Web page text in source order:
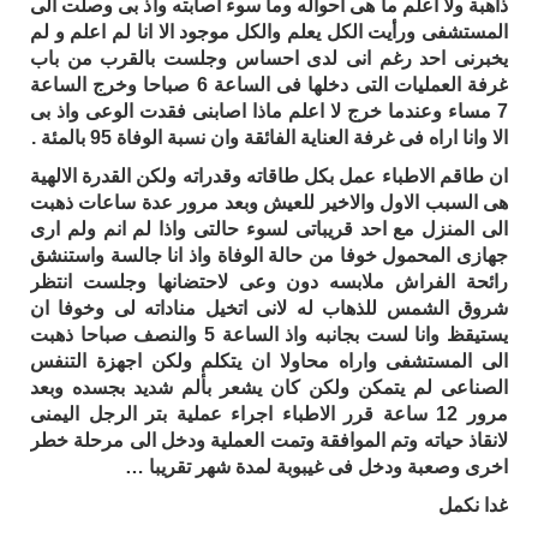
ذاهبة ولا اعلم ما هى احواله وما سوء اصابته واذ بى وصلت الى
المستشفى ورأيت الكل يعلم والكل موجود الا انا لم اعلم و لم
يخبرنى احد رغم انى لدى احساس وجلست بالقرب من باب
غرفة العمليات التى دخلها فى الساعة 6 صباحا وخرج الساعة
7 مساء وعندما خرج لا اعلم ماذا اصابنى فقدت الوعى واذ بى
الا وانا اراه فى غرفة العناية الفائقة وان نسبة الوفاة 95 بالمئة .
ان طاقم الاطباء عمل بكل طاقاته وقدراته ولكن القدرة الالهية
هى السبب الاول والاخير للعيش وبعد مرور عدة ساعات ذهبت
الى المنزل مع احد قريباتى لسوء حالتى واذا لم انم ولم ارى
جهازى المحمول خوفا من حالة الوفاة واذ انا جالسة واستنشق
رائحة الفراش ملابسه دون وعى لاحتضانها وجلست انتظر
شروق الشمس للذهاب له لانى اتخيل مناداته لى وخوفا ان
يستيقظ وانا لست بجانبه واذ الساعة 5 والنصف صباحا ذهبت
الى المستشفى واراه محاولا ان يتكلم ولكن اجهزة التنفس
الصناعى لم يتمكن ولكن كان يشعر بألم شديد بجسده وبعد
مرور 12 ساعة قرر الاطباء اجراء عملية بتر الرجل اليمنى
لانقاذ حياته وتم الموافقة وتمت العملية ودخل الى مرحلة خطر
اخرى وصعبة ودخل فى غيبوبة لمدة شهر تقريبا …
غدا نكمل